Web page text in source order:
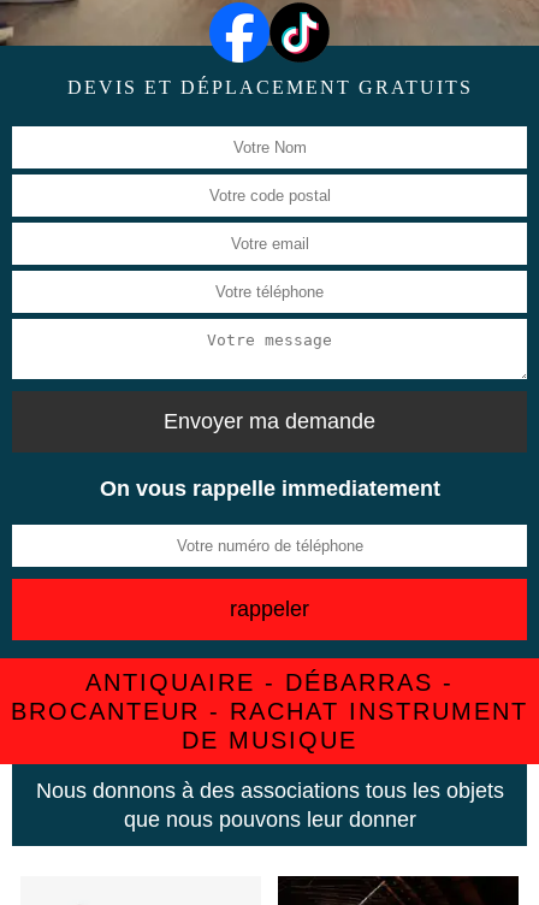
DEVIS ET DÉPLACEMENT GRATUITS
On vous rappelle immediatement
ANTIQUAIRE - DÉBARRAS -
BROCANTEUR - RACHAT INSTRUMENT
DE MUSIQUE
Nous donnons à des associations tous les objets
que nous pouvons leur donner